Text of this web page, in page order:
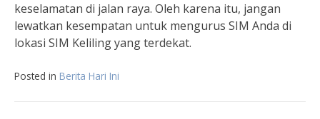
keselamatan di jalan raya. Oleh karena itu, jangan
lewatkan kesempatan untuk mengurus SIM Anda di
lokasi SIM Keliling yang terdekat.
Posted in Berita Hari Ini